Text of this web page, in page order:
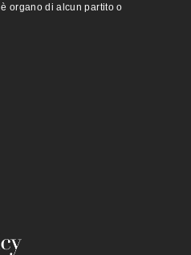
organo di alcun partito o